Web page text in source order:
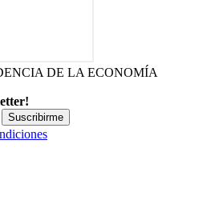
DE LA ECONOMÍA
Suscribirme